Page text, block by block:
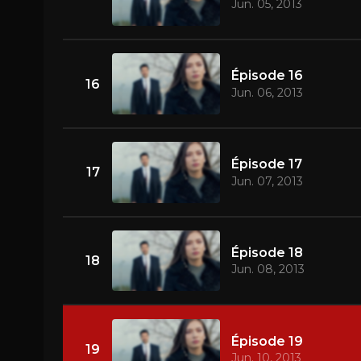
Jun. 05, 2013
16
Épisode 16
Jun. 06, 2013
17
Épisode 17
Jun. 07, 2013
18
Épisode 18
Jun. 08, 2013
19
Épisode 19
Jun. 10, 2013